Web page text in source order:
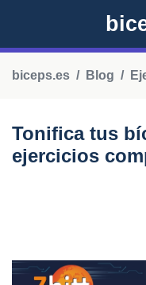
biceps.es Blog
Tonifica tus
ejercicios